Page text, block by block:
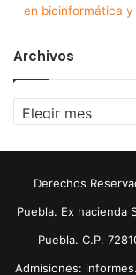
en bioinformática
Archivos
Archivos
Derechos
Puebla. Ex hacienda
Puebla. C.P.
Admisiones: